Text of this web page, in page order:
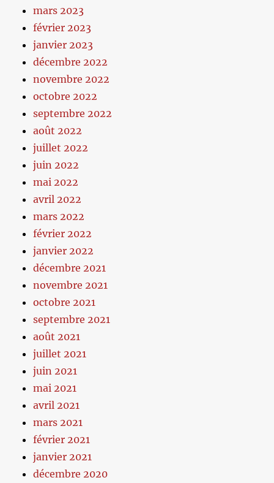
mars 2023
février 2023
janvier 2023
décembre 2022
novembre 2022
octobre 2022
septembre 2022
août 2022
juillet 2022
juin 2022
mai 2022
avril 2022
mars 2022
février 2022
janvier 2022
décembre 2021
novembre 2021
octobre 2021
septembre 2021
août 2021
juillet 2021
juin 2021
mai 2021
avril 2021
mars 2021
février 2021
janvier 2021
décembre 2020